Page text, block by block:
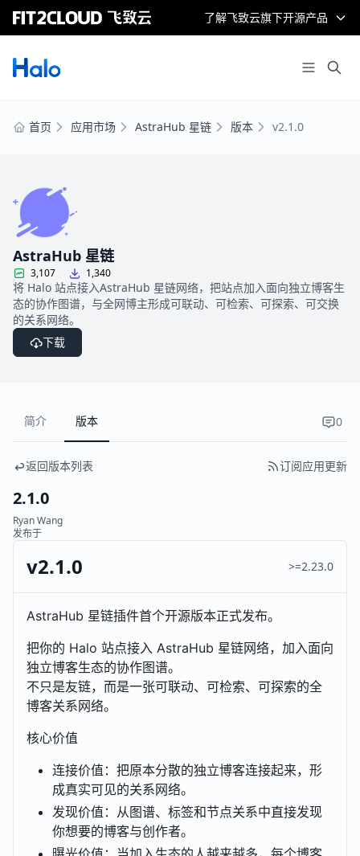
了解飞致云旗下开源产品
首页 应用市场 AstraHub 星链 版本 v2.1.0
AstraHub 星链
3,107 1,340
将 Halo 站点接入AstraHub 星链网络，把站点加入面向独立博客生
态的协作图谱，与全网博主形成可联动、可检索、可探索、可交换
的关系网络。
下载
简介 版本 0
返回版本列表 订阅应用更新
2.1.0
Ryan Wang
发布于
v2.1.0 >=2.23.0
AstraHub 星链插件首个开源版本正式发布。
把你的 Halo 站点接入 AstraHub 星链网络，加入面向
独立博客生态的协作图谱。
不只是友链，而是一张可联动、可检索、可探索的全
博客关系网络。
核心价值
连接价值：把原本分散的独立博客连接起来，形
成真实可见的关系网络。
发现价值：从图谱、标签和节点关系中直接发现
你想要的博客与创作者。